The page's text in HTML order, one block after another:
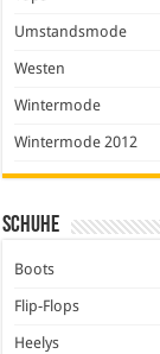
Umstandsmode
Westen
Wintermode
Wintermode 2012
Schuhe
Boots
Flip-Flops
Heelys